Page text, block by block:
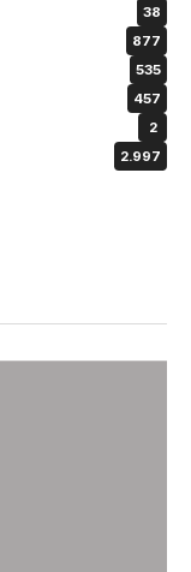
38
877
535
457
2
2.997